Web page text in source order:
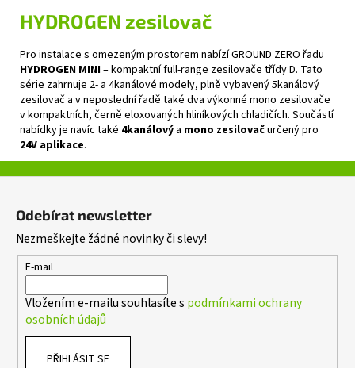
HYDROGEN zesilovač
Pro instalace s omezeným prostorem nabízí GROUND ZERO řadu
HYDROGEN MINI– kompaktní full‑range zesilovače třídy D. Tato
série zahrnuje 2‑ a 4kanálové modely, plně vybavený 5kanálový
zesilovač a v neposlední řadě také dva výkonné mono zesilovače
v kompaktních, černě eloxovaných hliníkových chladičích. Součástí
nabídky je navíc také 4kanálový a mono zesilovačurčený pro
24V aplikace.
Odebírat newsletter
Nezmeškejte žádné novinky či slevy!
E-mail
Vložením e-mailu souhlasíte s podmínkami ochrany
osobních údajů
PŘIHLÁSIT SE